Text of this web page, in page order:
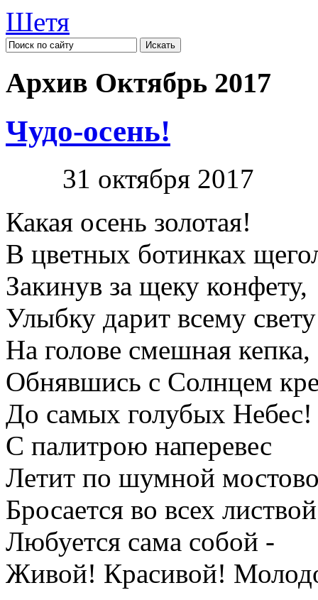
Шетя
Архив Октябрь 2017
Чудо-осень!
31 октября 2017
Какая осень золотая!
В цветных ботинках
Закинув за щеку конфету,
Улыбку дарит всему
На голове смешная кепка,
Обнявшись с Солнцем
До самых голубых Небес!
С палитрою наперевес
Летит по шумной
Бросается во всех
Любуется сама собой -
Живой! Красивой!